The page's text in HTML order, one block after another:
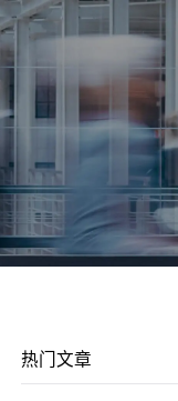
通过关键词策略、平
1v1投放顾问 | AI智能
全链路代运营
跨境电商行业热点新闻
热门文章